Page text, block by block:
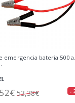
emergencia bateria 500 a.
53,38€ -